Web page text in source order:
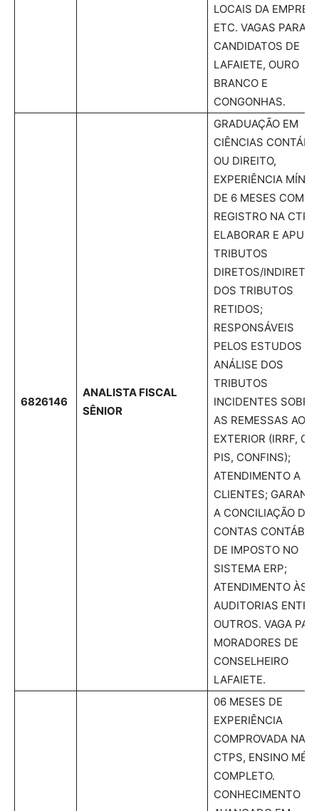
LOCAIS DA
ETC. VAGAS PARA
CANDIDATOS DE
LAFAIETE, OURO
BRANCO E
CONGONHAS.
6826146
ANALISTA FISCAL
SÊNIOR
GRADUAÇÃO EM
CIÊNCIAS
OU DIREITO,
EXPERIÊNCIA
DE 6 MESES COM
REGISTRO NA CTPS.
ELABORAR E
TRIBUTOS
DIRETOS/
DOS TRIBUTOS
RETIDOS;
RESPONSÁVEIS
PELOS ESTUDOS E
ANÁLISE DOS
TRIBUTOS
INCIDENTES SOBRE
AS REMESSAS AO
EXTERIOR (IRRF,
PIS, CONFINS);
ATENDIMENTO A
CLIENTES;
A CONCILIAÇÃO DAS
CONTAS
DE IMPOSTO NO
SISTEMA ERP;
ATENDIMENTO ÀS
AUDITORIAS ENTRE
OUTROS. VAGA
MORADORES DE
CONSELHEIRO
LAFAIETE.
06 MESES DE
EXPERIÊNCIA
COMPROVADA NA
CTPS, ENSINO
COMPLETO.
CONHECIMENTO